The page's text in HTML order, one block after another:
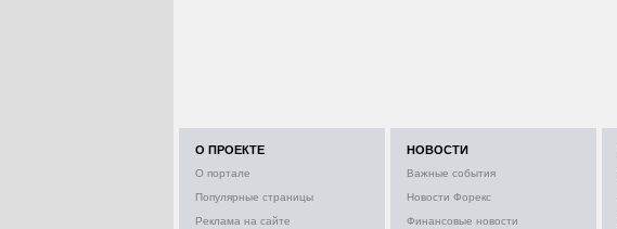
О ПРОЕКТЕ
О портале
Популярные страницы
Реклама на сайте
НОВОСТИ
Важные события
Новости Форекс
Финансовые новости